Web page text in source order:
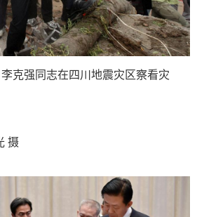
强同志在四川地震灾区察看灾
摄